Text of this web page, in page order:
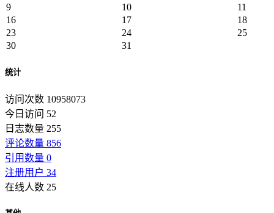
9
10
11
16
17
18
23
24
25
30
31
统计
访问次数 10958073
今日访问 52
日志数量 255
评论数量 856
引用数量 0
注册用户 34
在线人数 25